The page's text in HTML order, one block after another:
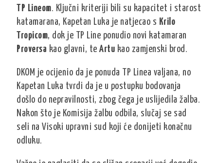
TP Lineom. Ključni kriteriji bili su kapacitet i starost
katamarana, Kapetan Luka je natjecao s Krilo
Tropicom, dok je TP Line ponudio novi katamaran
Proversa kao glavni, teArtu kao zamjenski brod.
DKOM je ocijenio da je ponuda TP Linea valjana, no
Kapetan Luka tvrdi da je u postupku bodovanja
došlo do nepravilnosti, zbog čega je uslijedila žalba.
Nakon što je Komisija žalbu odbila, slučaj se sad
seli na Visoki upravni sud koji će donijeti konačnu
odluku.